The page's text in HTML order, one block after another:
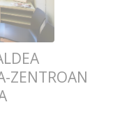
ZENTROAN